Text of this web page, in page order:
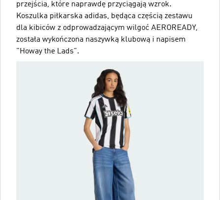
przejścia, które naprawdę przyciągają wzrok.
Koszulka piłkarska adidas, będąca częścią zestawu
dla kibiców z odprowadzającym wilgoć AEROREADY,
została wykończona naszywką klubową i napisem
"Howay the Lads".